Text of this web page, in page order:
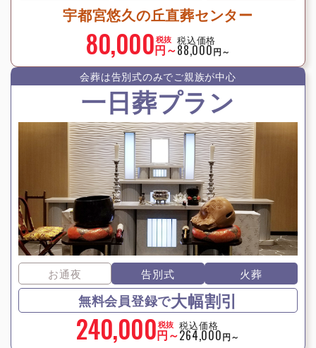
宇都宮悠久の丘直葬センター
80,000税抜
円～
税込価格
88,000円～
会葬は告別式のみでご親族が中⼼
一日葬プラン
お通夜 告別式 火葬
無料会員登録で大幅割引
240,000 税抜
円～
税込価格
264,000円～